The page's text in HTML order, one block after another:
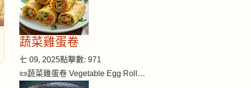
蔬菜雞蛋卷
七 09, 2025點擊數: 971
📜蔬菜雞蛋卷 Vegetable Egg Roll…